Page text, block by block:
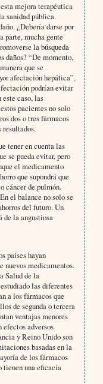
mejora terapéutica
sanidad pública.
¿Debería darse por
parte, mucha gente
la búsqueda
daños? “De momento,
que se
afectación hepática”,
podrían evitar
caso, las
pacientes no solo
dos o tres fármacos
tener en cuenta las
se pueda evitar, pero
el medicamento
que supondrá que
cáncer de pulmón.
el balance no solo se
del futuro. Un
la angustiosa
países hayan
nuevos medicamentos.
Salud de la
las diferentes
a los fármacos que
de segunda o tercera
ventajas menores
adversos
y Reino Unido son
basadas en la
de los fármacos
tienen una eficacia